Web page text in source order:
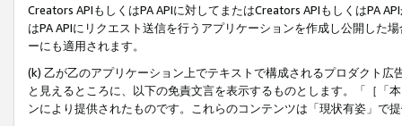
Creators APIもしくはPA APIに対してまたはCreators APIもしくはPA
はPA APIにリクエスト送信を行うアプリケーションを作成し公開した
ーにも適用されます。
(k) 乙が乙のアプリケーション上でテキストで構成されるプロダクト
と見えるところに、以下の免責文言を表示するものとします。「［「
ンにより提供されたものです。これらのコンテンツは「現状有姿」で